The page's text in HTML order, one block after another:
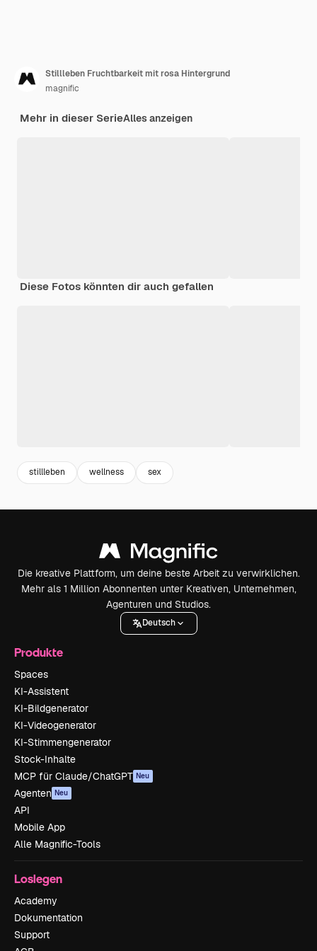
Stillleben Fruchtbarkeit mit rosa Hintergrund
magnific
Mehr in dieser SerieAlles anzeigen
Diese Fotos könnten dir auch gefallen
stillleben wellness sex
Die kreative Plattform, um deine beste Arbeit zu verwirklichen.
Mehr als 1 Million Abonnenten unter Kreativen, Unternehmen,
Agenturen und Studios.
Deutsch
Produkte
Spaces
KI-Assistent
KI-Bildgenerator
KI-Videogenerator
KI-Stimmengenerator
Stock-Inhalte
MCP für Claude/ChatGPT Neu
Agenten Neu
API
Mobile App
Alle Magnific-Tools
Loslegen
Academy
Dokumentation
Support